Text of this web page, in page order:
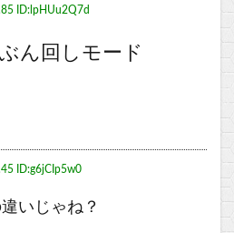
ID:lpHUu2Q7d
ん回しモード
ID:g6jCIp5w0
いじゃね？